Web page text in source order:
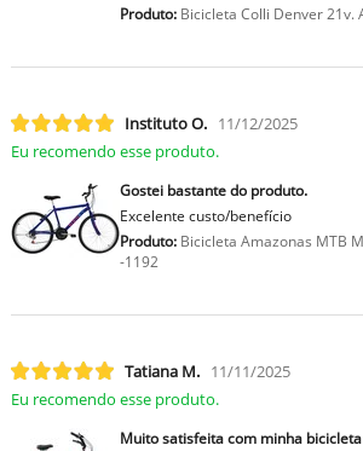
Produto:Bicicleta Colli Denver 21v.
Instituto O. 11/12/2025
Eu recomendo esse produto.
Gostei bastante do produto.
Excelente custo/benefício
Produto:Bicicleta Amazonas MTB
-1192
Tatiana M. 11/11/2025
Eu recomendo esse produto.
Muito satisfeita com minha bicicleta